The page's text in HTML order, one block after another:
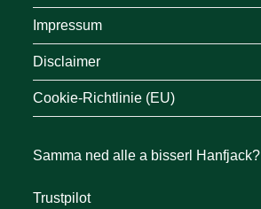
Impressum
Disclaimer
Cookie-Richtlinie (EU)
Samma ned alle a bisserl Hanfjack?
Trustpilot